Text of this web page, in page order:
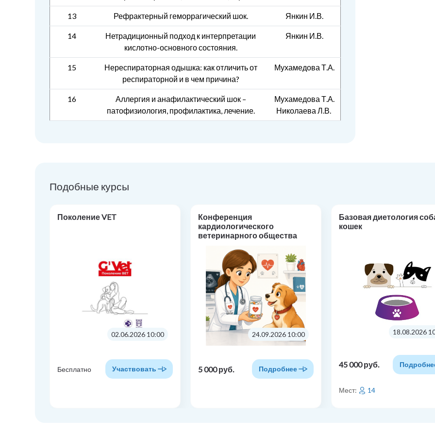
13 Рефрактерный геморрагический шок. Янкин И.В.
14
Нетрадиционный подход к интерпретации
кислотно-основного состояния.
Янкин И.В.
15
Нереспираторная одышка: как отличить от
респираторной и в чем причина?
Мухамедова Т.А.
16
Аллергия и анафилактический шок –
патофизиология, профилактика, лечение.
Мухамедова Т.А.
Николаева Л.В.
Подобные курсы
Поколение VET
02.06.2026 10:00
Бесплатно Участвовать
Конференция
кардиологического
ветеринарного общества
кардиологии: от основ к
практике»
24.09.2026 10:00
5 000 руб. Подробнее
Базовая диетология
кошек
18.08.2026
45 000 руб.
Мест: 14